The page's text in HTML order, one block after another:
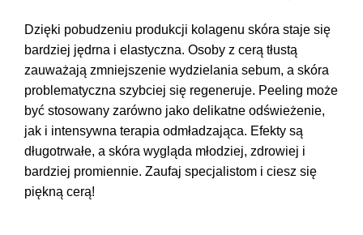
Dzięki pobudzeniu produkcji kolagenu skóra staje się
bardziej jędrna i elastyczna. Osoby z cerą tłustą
zauważają zmniejszenie wydzielania sebum, a skóra
problematyczna szybciej się regeneruje. Peeling może
być stosowany zarówno jako delikatne odświeżenie,
jak i intensywna terapia odmładzająca. Efekty są
długotrwałe, a skóra wygląda młodziej, zdrowiej i
bardziej promiennie. Zaufaj specjalistom i ciesz się
piękną cerą!